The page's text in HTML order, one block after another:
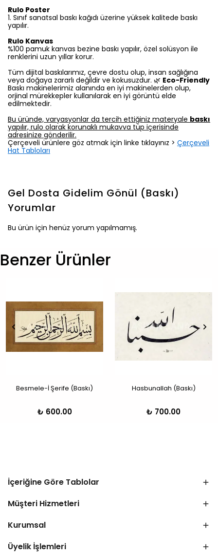
Rulo Poster
1.⁠ ⁠Sınıf sanatsal baskı kağıdı üzerine yüksek kalitede baskı
yapılır.
Rulo Kanvas
%100 pamuk kanvas bezine baskı yapılır, özel solüsyon ile
renklerini uzun yıllar korur.
Tüm dijital baskılarımız, çevre dostu olup, insan sağlığına
veya doğaya zararlı değildir ve kokusuzdur. 🌿 Eco-Friendly
Baskı makinelerimiz alanında en iyi makinelerden olup,
orjinal mürekkepler kullanılarak en iyi görüntü elde
edilmektedir.
Bu üründe, varyasyonlar da tercih ettiğiniz materyale baskı
yapılır, rulo olarak korunaklı mukavva tüp içerisinde
adresinize gönderilir.
Çerçeveli ürünlere göz atmak için linke tıklayınız > Çerçeveli
Hat Tabloları
Gel Dosta Gidelim Gönül (Baskı)
Yorumlar
Bu ürün için henüz yorum yapılmamış.
Benzer Ürünler
Besmele-İ Şerife (Baskı)
₺ 600.00
Hasbunallah (Baskı)
₺ 700.00
İçeriğine Göre Tablolar
Müşteri Hizmetleri
Kurumsal
Üyelik İşlemleri